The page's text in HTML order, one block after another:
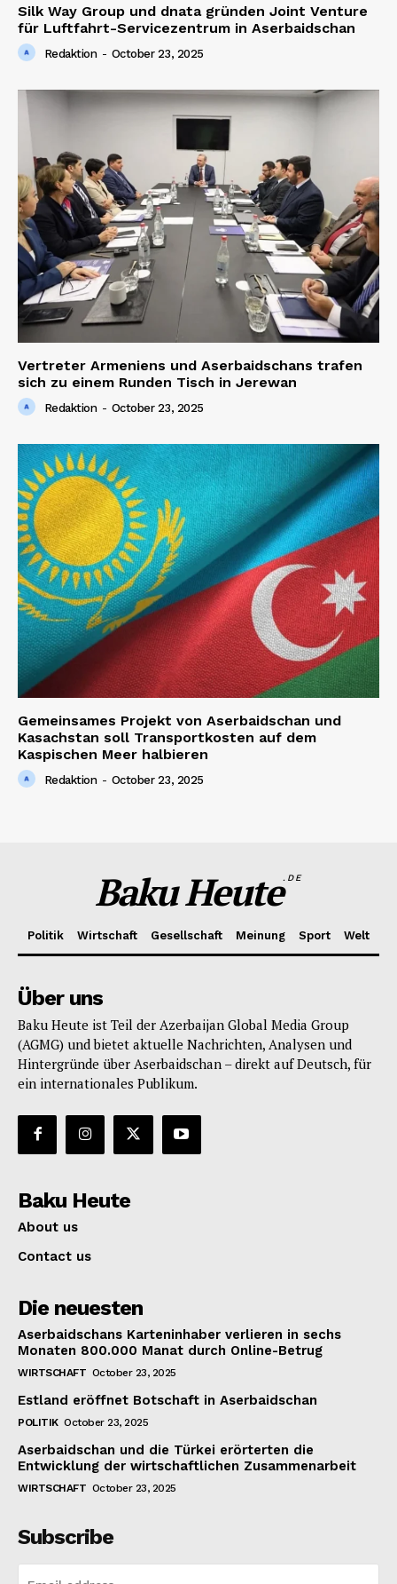
Silk Way Group und dnata gründen Joint Venture
für Luftfahrt-Servicezentrum in Aserbaidschan
Redaktion - October 23, 2025
Vertreter Armeniens und Aserbaidschans trafen
sich zu einem Runden Tisch in Jerewan
Redaktion - October 23, 2025
Gemeinsames Projekt von Aserbaidschan und
Kasachstan soll Transportkosten auf dem
Kaspischen Meer halbieren
Redaktion - October 23, 2025
Baku Heute.DE
Politik Wirtschaft Gesellschaft Meinung Sport Welt
Über uns
Baku Heute ist Teil der Azerbaijan Global Media Group
(AGMG) und bietet aktuelle Nachrichten, Analysen und
Hintergründe über Aserbaidschan – direkt auf Deutsch, für
ein internationales Publikum.
Baku Heute
About us
Contact us
Die neuesten
Aserbaidschans Karteninhaber verlieren in sechs
Monaten 800.000 Manat durch Online-Betrug
WIRTSCHAFT October 23, 2025
Estland eröffnet Botschaft in Aserbaidschan
POLITIK October 23, 2025
Aserbaidschan und die Türkei erörterten die
Entwicklung der wirtschaftlichen Zusammenarbeit
WIRTSCHAFT October 23, 2025
Subscribe